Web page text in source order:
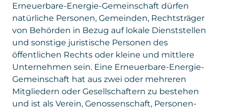
Erneuerbare-Energie-Gemeinschaft dürfen
natürliche Personen, Gemeinden, Rechtsträger
von Behörden in Bezug auf lokale Dienststellen
und sonstige juristische Personen des
öffentlichen Rechts oder kleine und mittlere
Unternehmen sein. Eine Erneuerbare-Energie-
Gemeinschaft hat aus zwei oder mehreren
Mitgliedern oder Gesellschaftern zu bestehen
und ist als Verein, Genossenschaft, Personen-